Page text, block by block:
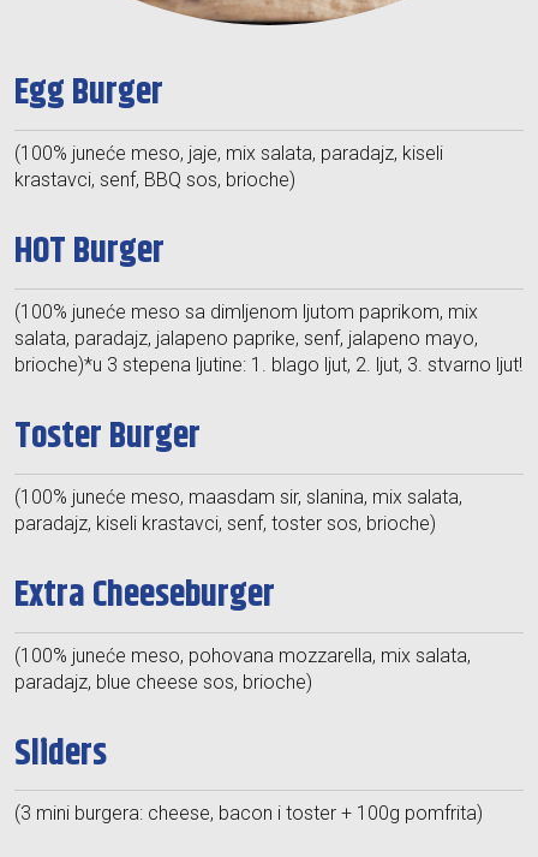
Egg Burger
(100% juneće meso, jaje, mix salata, paradajz, kiseli
krastavci, senf, BBQ sos, brioche)
HOT Burger
(100% juneće meso sa dimljenom ljutom paprikom, mix
salata, paradajz, jalapeno paprike, senf, jalapeno mayo,
brioche)*u 3 stepena ljutine: 1. blago ljut, 2. ljut, 3. stvarno ljut!
Toster Burger
(100% juneće meso, maasdam sir, slanina, mix salata,
paradajz, kiseli krastavci, senf, toster sos, brioche)
Extra Cheeseburger
(100% juneće meso, pohovana mozzarella, mix salata,
paradajz, blue cheese sos, brioche)
Sliders
(3 mini burgera: cheese, bacon i toster + 100g pomfrita)